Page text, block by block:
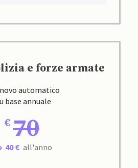
e forze armate
automatico
base annuale
70
40 € all'anno